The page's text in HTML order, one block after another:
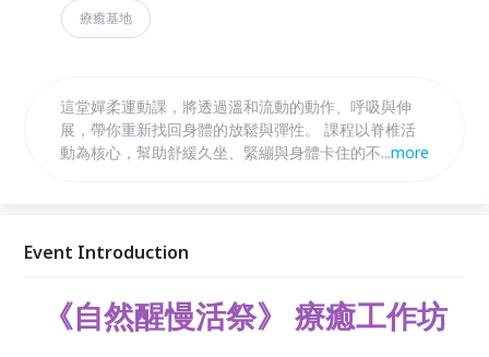
療癒基地
這堂嬋柔運動課，將透過溫和流動的動作、呼吸與伸
展，帶你重新找回身體的放鬆與彈性。 課程以脊椎活
動為核心，幫助舒緩久坐、緊繃與身體卡住的不適感，
疲累，或想用溫和方式照顧身體的你。透過細緻引導，
...more
Event Introduction
《自然醒慢活祭》 療癒工作坊